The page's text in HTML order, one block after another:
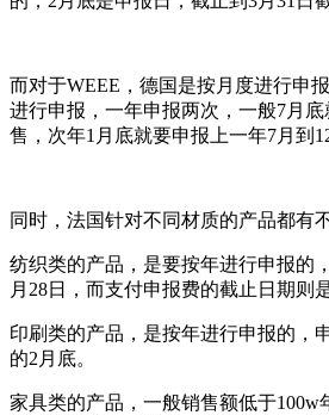
而对于WEEE，德国是按月度进行申
进行申报，一年申报两次，一般7月
售，次年1月底就要申报上一年7月到
同时，法国针对不同材质的产品都有
纺织类的产品，是要按年进行申报的
月28日，而支付申报费的截止日期则
印刷类的产品，是按年进行申报的，
的2月底。
家具类的产品，一般销售额低于100w